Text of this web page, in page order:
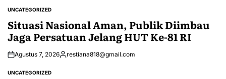
POSTED
UNCATEGORIZED
Situasi Nasional Aman, Publik Diimbau
Jaga Persatuan Jelang HUT Ke-81 RI
Agustus 7, 2026Posted
restiana818@gmail.com
POSTED
UNCATEGORIZED